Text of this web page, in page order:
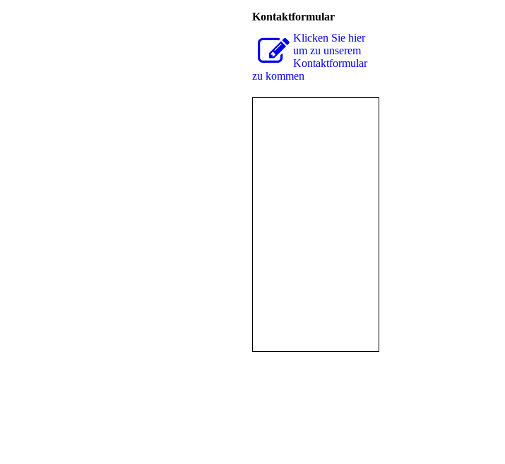
Kontaktformular
Klicken Sie hier
um zu unserem
Kon­takt­for­mu­lar
zu kommen